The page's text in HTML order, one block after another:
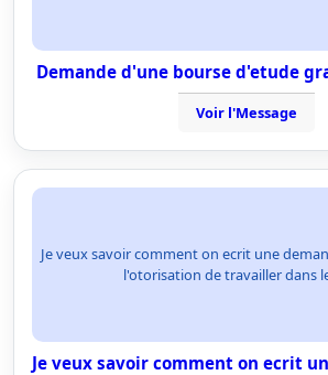
Demande d'une bourse d'etude
Voir l'Message
Je veux savoir comment on ecrit une
l'otorisation de travailler dans
Je veux savoir comment on ecrit